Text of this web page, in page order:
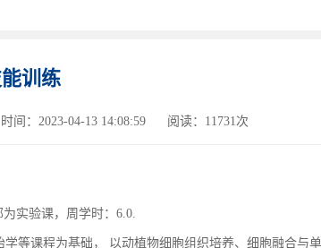
训练
时间：2023-04-13 14:08:59 阅读：11731次
实验课，周学时：6.0.
等课程为基础， 以动植物细胞组织培养、细胞融合与